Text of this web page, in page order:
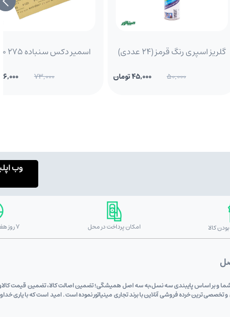
گلریز اسپری رنگ قرمز (24 عددی)
50,000 45,000 تومان
اسمیر دکس سنباده P0120 275
73,000
66,000
وب
کالا امکان پرداخت در محل 7 روز هفته 24 ساعته
دی (علی اکبری) به پشتوانه 6 دهه اعتماد شما و بر اساس پایبندی سه نسل،به سه اصل همیشگی؛ تضمین اصالت کالا،
و تخصصی ترین خرده فروشی آنلاین با برند تجاری مینیاتور نموده است . امید است که با یاری